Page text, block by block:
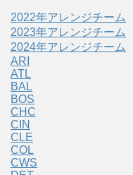
2022年アレンジチーム
2023年アレンジチーム
2024年アレンジチーム
ARI
ATL
BAL
BOS
CHC
CIN
CLE
COL
CWS